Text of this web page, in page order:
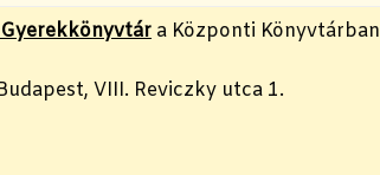
a Központi Könyvtárban
VIII. Reviczky utca 1.